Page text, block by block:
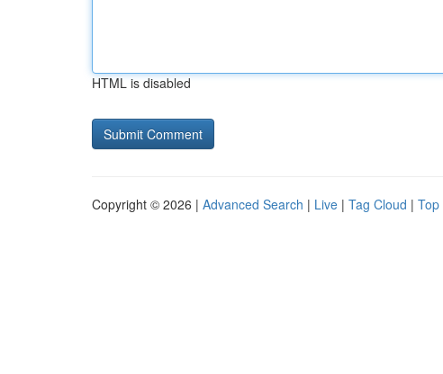
HTML is disabled
Copyright © 2026 | Advanced Search | Live | Tag Cloud | Top